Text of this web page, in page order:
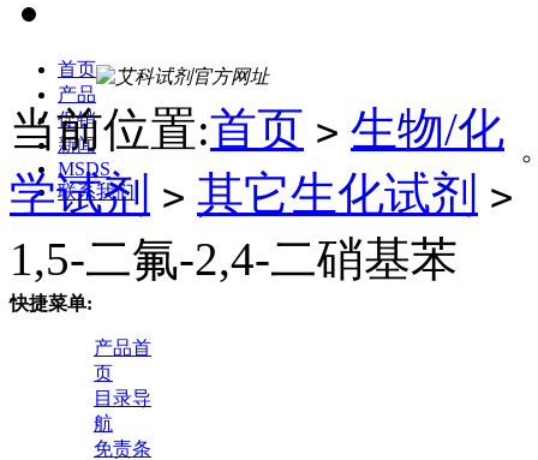
首页
产品
促销
新闻
MSDS
联系我们
当前位置:首页 > 生物/化
学试剂 > 其它生化试剂 >
1,5-二氟-2,4-二硝基苯
快捷菜单:
产品首
页
目录导
航
免责条